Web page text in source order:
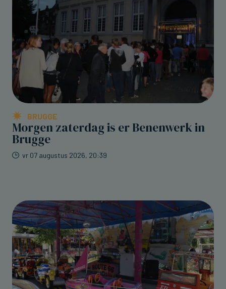
BRUGGE
Morgen zaterdag is er Benenwerk in
Brugge
vr 07 augustus 2026, 20:39